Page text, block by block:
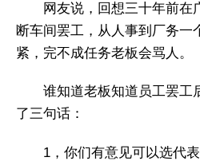
网友说，回想三十年前在
断车间罢工，从人事到厂务一
紧，完不成任务老板会骂人。
谁知道老板知道员工罢工
了三句话：
1，你们有意见可以选代